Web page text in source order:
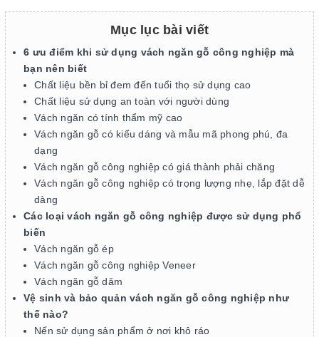
Mục lục bài viết
6 ưu điểm khi sử dụng vách ngăn gỗ công nghiệp mà
bạn nên biết
Chất liệu bền bỉ đem đến tuổi thọ sử dụng cao
Chất liệu sử dụng an toàn với người dùng
Vách ngăn có tính thẩm mỹ cao
Vách ngăn gỗ có kiểu dáng và mẫu mã phong phú, đa
dạng
Vách ngăn gỗ công nghiệp có giá thành phải chăng
Vách ngăn gỗ công nghiệp có trọng lượng nhẹ, lắp đặt dễ
dàng
Các loại vách ngăn gỗ công nghiệp được sử dụng phổ
biến
Vách ngăn gỗ ép
Vách ngăn gỗ công nghiệp Veneer
Vách ngăn gỗ dăm
Vệ sinh và bảo quản vách ngăn gỗ công nghiệp như
thế nào?
Nến sử dụng sản phẩm ở nơi khô ráo